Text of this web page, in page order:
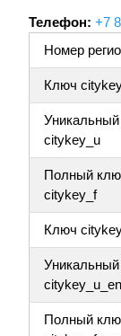
Телефон: +7
Номер
Ключ
citykey_u
Полный
citykey_f
Ключ
Полный